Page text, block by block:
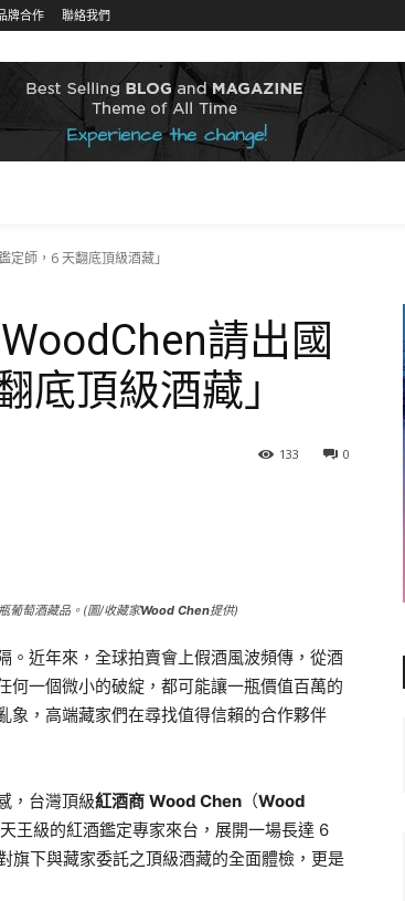
牌合作 聯絡我們
定師，6 天翻底頂級酒藏」
請出國
底頂級酒藏」
0
133
葡萄酒藏品。(圖/收藏家Wood Chen提供)
。近年來，全球拍賣會上假酒風波頻傳，從酒
何一個微小的破綻，都可能讓一瓶價值百萬的
象，高端藏家們在尋找值得信賴的合作夥伴
，台灣頂級紅酒商 Wood Chen （Wood
級的紅酒鑑定專家來台，展開一場長達 6
旗下與藏家委託之頂級酒藏的全面體檢，更是